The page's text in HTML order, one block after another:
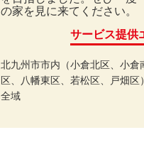
の家を見に来てください。
サービス提供
北九州市市内（小倉北区、小倉
区、八幡東区、若松区、戸畑
全域